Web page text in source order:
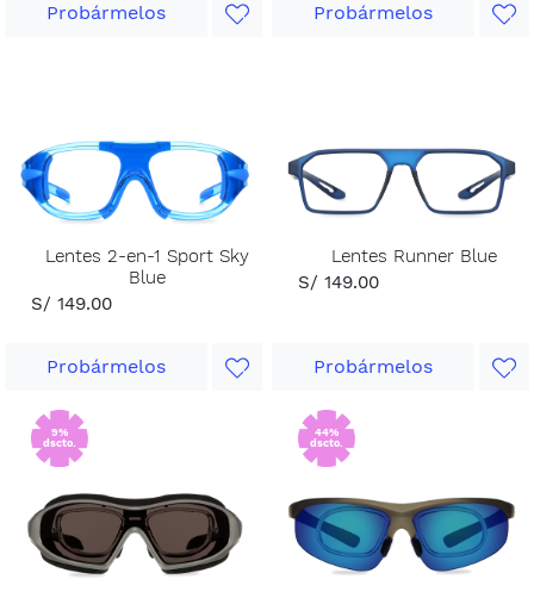
Probármelos Probármelos
Lentes 2-en-1 Sport Sky
Blue
S/ 149.00
Probármelos
Lentes Runner Blue
S/ 149.00
Probármelos
9%
dscto.
44%
dscto.